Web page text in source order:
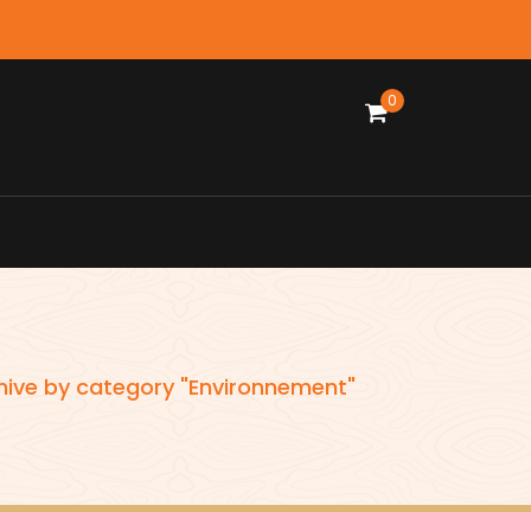
0
by category "Environnement"